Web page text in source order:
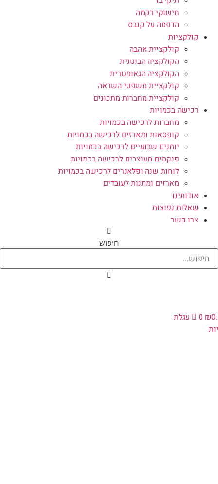
חישוקי רקמה
הדפסה על קנבס
קולקציות
קולקציית אהבה
הקולקציה הבוטנית
הקולקציה הגאומטרית
קולקציית משפטי השראה
קולקציית מחברות מתכונים
רכישה בכמויות
מחברות לרכישה בכמויות
קופסאות ומארזים לרכישה בכמויות
יומנים שבועיים לרכישה בכמויות
פנקסים מעוצבים לרכישה בכמויות
לוחות שנה ופלאנרים לרכישה בכמויות
מארזים ומתנות לעובדים
אודותינו
שאלות נפוצות
צרו קשר
חיפוש
₪
0
עגלת